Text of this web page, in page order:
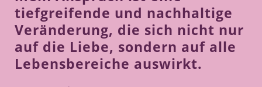
tiefgreifende und nachhaltige
Veränderung, die sich nicht nur
auf die Liebe, sondern auf alle
Lebensbereiche auswirkt.